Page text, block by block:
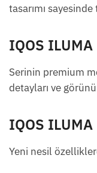
tasarımı
IQOS ILUMA
Serinin premium
detayları ve
IQOS
Yeni nesil